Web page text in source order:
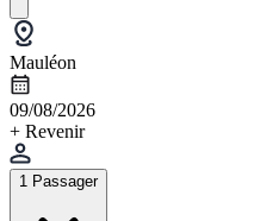
Mauléon
09/08/2026
+ Revenir
1 Passager